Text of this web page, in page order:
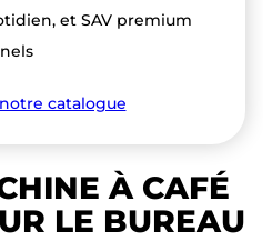
et SAV premium
catalogue
À CAFÉ
LE BUREAU